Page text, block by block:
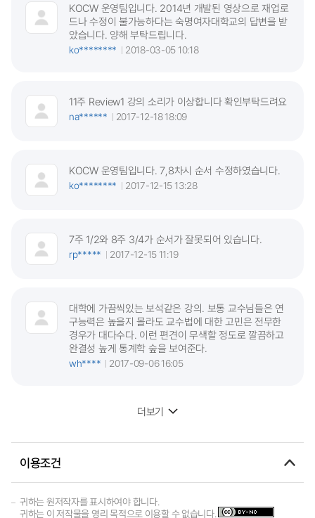
KOCW 운영팀입니다. 2014년 개발된 영상으로 재업로
드나 수정이 불가능하다는 숙명여자대학교의 답변을 받
았습니다. 양해 부탁드립니다.
ko********
2018-03-05 10:18
11주 Review1 강의 소리가 이상합니다 확인부탁드려요
na******
2017-12-18 18:09
KOCW 운영팀입니다. 7,8차시 순서 수정하였습니다.
ko********
2017-12-15 13:28
7주 1/2와 8주 3/4가 순서가 잘못되어 있습니다.
rp*****
2017-12-15 11:19
대학에 가끔씩있는 보석같은 강의. 보통 교수님들은 연
구능력은 높을지 몰라도 교수법에 대한 고민은 전무한
경우가 대다수다. 이런 편견이 무색할 정도로 깔끔하고
완결성 높게 통계학 숲을 보여준다.
wh****
2017-09-06 16:05
더보기
이용조건
귀하는 원저작자를 표시하여야 합니다.
귀하는 이 저작물을 영리 목적으로 이용할 수 없습니다.